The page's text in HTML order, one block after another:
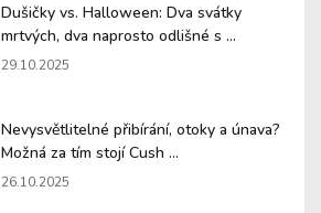
Dušičky vs. Halloween: Dva svátky
mrtvých, dva naprosto odlišné s ...
29.10.2025
Nevysvětlitelné přibírání, otoky a únava?
Možná za tím stojí Cush ...
26.10.2025